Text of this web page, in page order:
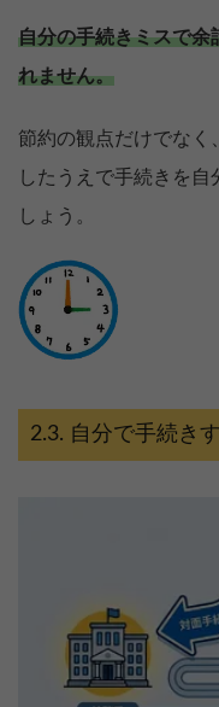
自分の手続きミスで余
れません。
節約の観点だけでなく
したうえで手続きを
しょう。
自分で手続き